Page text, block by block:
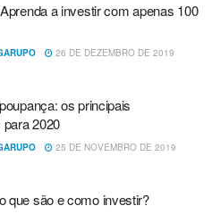
a investir com apenas 100
26 DE DEZEMBRO DE 2019
os principais
2020
25 DE NOVEMBRO DE 2019
que são e como investir?